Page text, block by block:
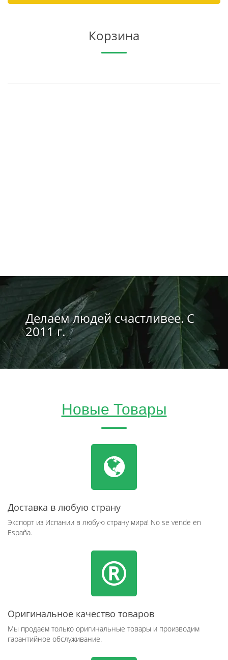
Корзина
Делаем людей счастливее. С
2011 г.
Новые Товары
Доставка в любую страну
Экспорт из Испании в любую страну мира! No se vende en
España.
Оригинальное качество товаров
Мы продаем только оригинальные товары и производим
гарантийное обслуживание.